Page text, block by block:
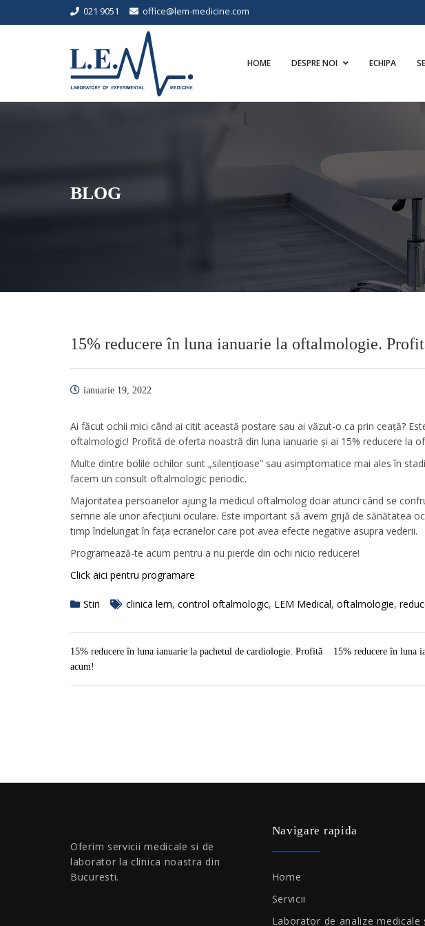
021 9051 office@lem-medicine.com
HOME DESPRE NOI ECHIPA
BLOG
15% reducere în luna ianuarie la oftalmologie.
ianuarie 19, 2022
Ai făcut ochii mici când ai citit această postare sau ai văzut-o ca prin ceață?
oftalmologic! Profită de oferta noastră din luna ianuarie și ai 15% reducere la
Multe dintre bolile ochilor sunt „silențioase” sau asimptomatice mai ales în
facem un consult oftalmologic periodic.
Majoritatea persoanelor ajung la medicul oftalmolog doar atunci când se
semne ale unor afecțiuni oculare. Este important să avem grijă de sănătatea
timp îndelungat în fața ecranelor care pot avea efecte negative asupra vederii.
Programează-te acum pentru a nu pierde din ochi nicio reducere!
Click aici pentru programare
Stiri clinica lem, control oftalmologic, LEM Medical, oftalmologie,
15% reducere în luna ianuarie la pachetul de cardiologie. Profită
acum!
15% reducere în luna
Oferim servicii medicale si de
laborator la clinica noastra din
Bucuresti.
Navigare rapida
Home
Servicii
Laborator de analize medicale